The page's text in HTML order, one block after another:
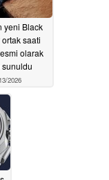
yeni Black
saati
olarak
sunuldu
2026